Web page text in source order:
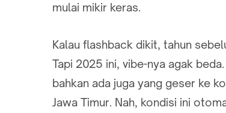
mulai mikir keras.
Kalau flashback dikit, tahun
Tapi 2025 ini, vibe-nya agak
bahkan ada juga yang geser ke
Jawa Timur. Nah, kondisi ini